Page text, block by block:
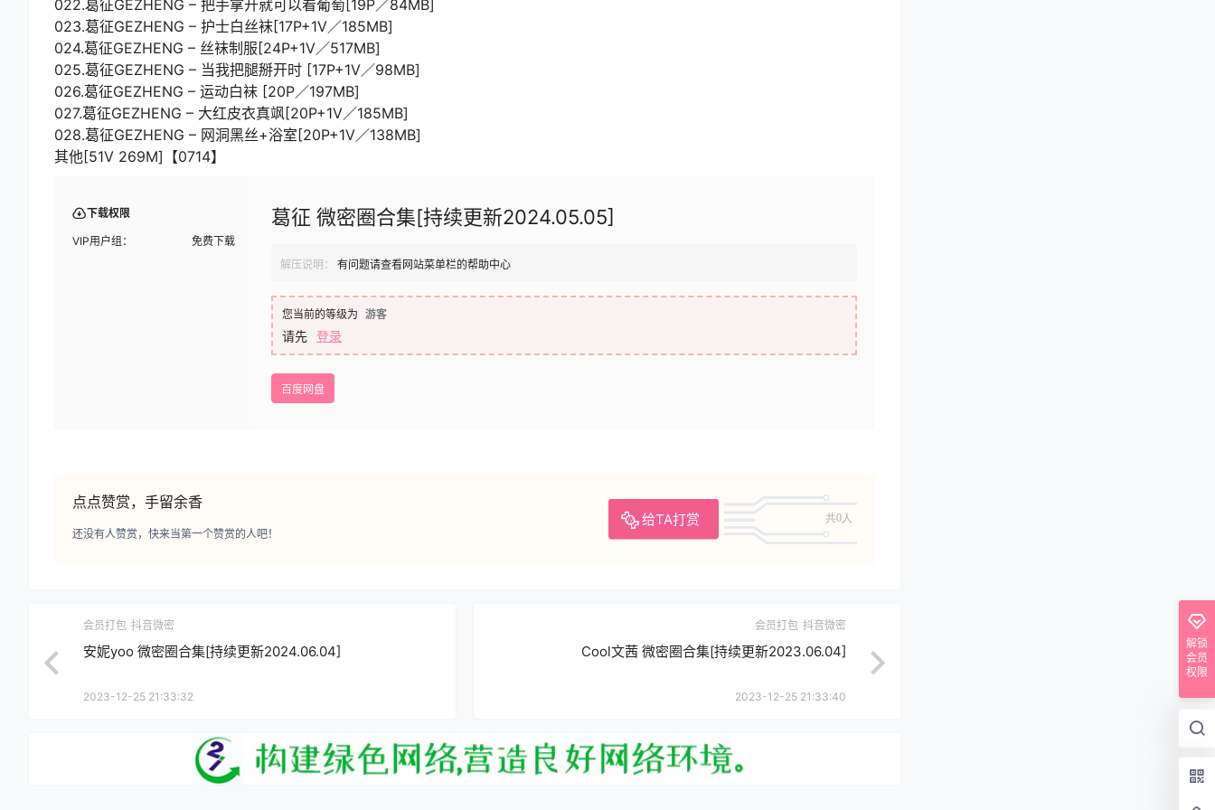
022.葛征GEZHENG – 把手拿开就可以看葡萄[19P／84MB]
023.葛征GEZHENG – 护士白丝袜[17P+1V／185MB]
024.葛征GEZHENG – 丝袜制服[24P+1V／517MB]
025.葛征GEZHENG – 当我把腿掰开时 [17P+1V／98MB]
026.葛征GEZHENG – 运动白袜 [20P／197MB]
027.葛征GEZHENG – 大红皮衣真飒[20P+1V／185MB]
028.葛征GEZHENG – 网洞黑丝+浴室[20P+1V／138MB]
其他[51V 269M]【0714】
下载权限
VIP用户组： 免费下载
葛征 微密圈合集[持续更新2024.05.05]
解压说明： 有问题请查看网站菜单栏的帮助中心
您当前的等级为 游客
请先 登录
百度网盘
点点赞赏，手留余香
给TA打赏 共0人
还没有人赞赏，快来当第一个赞赏的人吧！
会员打包 抖音微密
安妮yoo 微密圈合集[持续更新2024.06.04]
2023-12-25 21:33:32
会员打包 抖音微密
Cool文茜 微密圈合集[持续更新2023.06.04]
2023-12-25 21:33:40
解锁
会员
权限